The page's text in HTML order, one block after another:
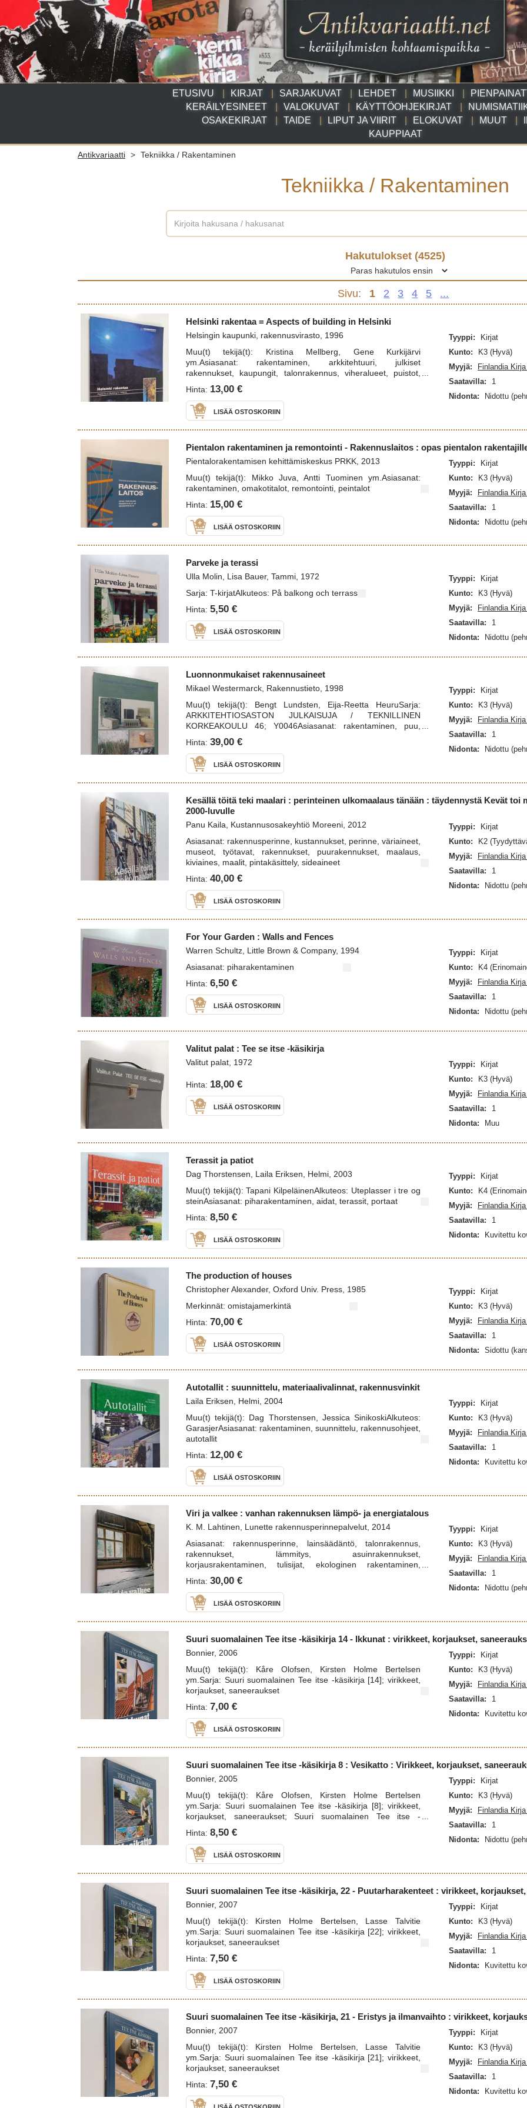
ETUSIVU KIRJAT SARJAKUVAT LEHDET MUSIIKKI
KERÄILYESINEET
VALOKUVAT KÄYTTÖOHJEKIRJAT
OSAKEKIRJAT
TAIDE LIPUT JA VIIRIT ELOKUVAT MUUT
KAUPPIAAT
Antikvariaatti > Tekniikka / Rakentaminen
Tekniikka / Rakentaminen
Hakutulokset (4525)
Sivu: 1 2 3 4 5 ...
Helsinki rakentaa = Aspects of building in Helsinki
Helsingin kaupunki, rakennusvirasto, 1996
Muu(t) tekijä(t): Kristina Mellberg, Gene Kurkijärvi
ym.Asiasanat: rakentaminen, arkkitehtuuri, julkiset
rakennukset, kaupungit, talonrakennus, viheralueet, puistot,
korjausrakentaminen, suunnittelu, kaupunkirakentaminen,
kaupunkisuunnittelu, kaavoitus, kadunrakennus, kaavoitus
(maankäyttö)
Hinta: 13,00 €
LISÄÄ OSTOSKORIIN
Tyyppi:
Kirjat
Kunto:
K3 (Hyvä)
Myyjä:
Finlandia
Saatavilla:
1
Nidonta:
Nidottu
Pientalon rakentaminen ja remontointi - Rakennuslaitos : opas pientalon
Pientalorakentamisen kehittämiskeskus PRKK, 2013
Muu(t) tekijä(t): Mikko Juva, Antti Tuominen ym.Asiasanat:
rakentaminen, omakotitalot, remontointi, peintalot
Hinta: 15,00 €
LISÄÄ OSTOSKORIIN
Tyyppi:
Kirjat
Kunto:
K3 (Hyvä)
Myyjä:
Finlandia
Saatavilla:
1
Nidonta:
Nidottu
Parveke ja terassi
Ulla Molin, Lisa Bauer, Tammi, 1972
Sarja: T-kirjatAlkuteos: På balkong och terrass
Hinta: 5,50 €
LISÄÄ OSTOSKORIIN
Tyyppi:
Kirjat
Kunto:
K3 (Hyvä)
Myyjä:
Finlandia
Saatavilla:
1
Nidonta:
Nidottu
Luonnonmukaiset rakennusaineet
Mikael Westermarck, Rakennustieto, 1998
Muu(t) tekijä(t): Bengt Lundsten, Eija-Reetta HeuruSarja:
ARKKITEHTIOSASTON JULKAISUJA / TEKNILLINEN
KORKEAKOULU 46; Y0046Asiasanat: rakentaminen, puu,
rakennusaineet, kivi, ekologia, ekologinen rakentaminen,
rakenteet, olki, savi
Hinta: 39,00 €
LISÄÄ OSTOSKORIIN
Tyyppi:
Kirjat
Kunto:
K3 (Hyvä)
Myyjä:
Finlandia
Saatavilla:
1
Nidonta:
Nidottu
Kesällä töitä teki maalari : perinteinen ulkomaalaus tänään : täydennystä Kevät toi
2000-luvulle
Panu Kaila, Kustannusosakeyhtiö Moreeni, 2012
Asiasanat: rakennusperinne, kustannukset, perinne, väriaineet,
museot, työtavat, rakennukset, puurakennukset, maalaus,
kiviaines, maalit, pintakäsittely, sideaineet
Hinta: 40,00 €
LISÄÄ OSTOSKORIIN
Tyyppi:
Kirjat
Kunto:
K2
Myyjä:
Finlandia
Saatavilla:
1
Nidonta:
Nidottu
For Your Garden : Walls and Fences
Warren Schultz, Little Brown & Company, 1994
Asiasanat: piharakentaminen
Hinta: 6,50 €
LISÄÄ OSTOSKORIIN
Tyyppi:
Kirjat
Kunto:
K4
Myyjä:
Finlandia
Saatavilla:
1
Nidonta:
Nidottu
Valitut palat : Tee se itse -käsikirja
Valitut palat, 1972
Hinta: 18,00 €
LISÄÄ OSTOSKORIIN
Tyyppi:
Kirjat
Kunto:
K3 (Hyvä)
Myyjä:
Finlandia
Saatavilla:
1
Nidonta:
Muu
Terassit ja patiot
Dag Thorstensen, Laila Eriksen, Helmi, 2003
Muu(t) tekijä(t): Tapani KilpeläinenAlkuteos: Uteplasser i tre og
steinAsiasanat: piharakentaminen, aidat, terassit, portaat
Hinta: 8,50 €
LISÄÄ OSTOSKORIIN
Tyyppi:
Kirjat
Kunto:
K4
Myyjä:
Finlandia
Saatavilla:
1
Nidonta:
Kuvitettu
The production of houses
Christopher Alexander, Oxford Univ. Press, 1985
Merkinnät: omistajamerkintä
Hinta: 70,00 €
LISÄÄ OSTOSKORIIN
Tyyppi:
Kirjat
Kunto:
K3 (Hyvä)
Myyjä:
Finlandia
Saatavilla:
1
Nidonta:
Sidottu
Autotallit : suunnittelu, materiaalivalinnat, rakennusvinkit
Laila Eriksen, Helmi, 2004
Muu(t) tekijä(t): Dag Thorstensen, Jessica SinikoskiAlkuteos:
GarasjerAsiasanat: rakentaminen, suunnittelu, rakennusohjeet,
autotallit
Hinta: 12,00 €
LISÄÄ OSTOSKORIIN
Tyyppi:
Kirjat
Kunto:
K3 (Hyvä)
Myyjä:
Finlandia
Saatavilla:
1
Nidonta:
Kuvitettu
Viri ja valkee : vanhan rakennuksen lämpö- ja energiatalous
K. M. Lahtinen, Lunette rakennusperinnepalvelut, 2014
Asiasanat: rakennusperinne, lainsäädäntö, talonrakennus,
rakennukset, lämmitys, asuinrakennukset,
korjausrakentaminen, tulisijat, ekologinen rakentaminen,
energiansäästö, ekologinen asuminen, lämmitysjärjestelmät,
eristeet, energiankulutus (energiateknologia)
Hinta: 30,00 €
LISÄÄ OSTOSKORIIN
Tyyppi:
Kirjat
Kunto:
K3 (Hyvä)
Myyjä:
Finlandia
Saatavilla:
1
Nidonta:
Nidottu
Suuri suomalainen Tee itse -käsikirja 14 - Ikkunat : virikkeet, korjaukset,
Bonnier, 2006
Muu(t) tekijä(t): Kåre Olofsen, Kirsten Holme Bertelsen
ym.Sarja: Suuri suomalainen Tee itse -käsikirja [14]; virikkeet,
korjaukset, saneeraukset
Hinta: 7,00 €
LISÄÄ OSTOSKORIIN
Tyyppi:
Kirjat
Kunto:
K3 (Hyvä)
Myyjä:
Finlandia
Saatavilla:
1
Nidonta:
Kuvitettu
Suuri suomalainen Tee itse -käsikirja 8 : Vesikatto : Virikkeet, korjaukset,
Bonnier, 2005
Muu(t) tekijä(t): Kåre Olofsen, Kirsten Holme Bertelsen
ym.Sarja: Suuri suomalainen Tee itse -käsikirja [8]; virikkeet,
korjaukset, saneeraukset; Suuri suomalainen Tee itse -
käsikirjaAsiasanat: talonrakennus, katot, vesikatot
Hinta: 8,50 €
LISÄÄ OSTOSKORIIN
Tyyppi:
Kirjat
Kunto:
K3 (Hyvä)
Myyjä:
Finlandia
Saatavilla:
1
Nidonta:
Nidottu
Suuri suomalainen Tee itse -käsikirja, 22 - Puutarharakenteet : virikkeet,
Bonnier, 2007
Muu(t) tekijä(t): Kirsten Holme Bertelsen, Lasse Talvitie
ym.Sarja: Suuri suomalainen Tee itse -käsikirja [22]; virikkeet,
korjaukset, saneeraukset
Hinta: 7,50 €
LISÄÄ OSTOSKORIIN
Tyyppi:
Kirjat
Kunto:
K3 (Hyvä)
Myyjä:
Finlandia
Saatavilla:
1
Nidonta:
Kuvitettu
Suuri suomalainen Tee itse -käsikirja, 21 - Eristys ja ilmanvaihto : virikkeet,
Bonnier, 2007
Muu(t) tekijä(t): Kirsten Holme Bertelsen, Lasse Talvitie
ym.Sarja: Suuri suomalainen Tee itse -käsikirja [21]; virikkeet,
korjaukset, saneeraukset
Hinta: 7,50 €
Tyyppi:
Kirjat
Kunto:
K3 (Hyvä)
Myyjä:
Finlandia
Saatavilla:
1
Nidonta:
Kuvitettu